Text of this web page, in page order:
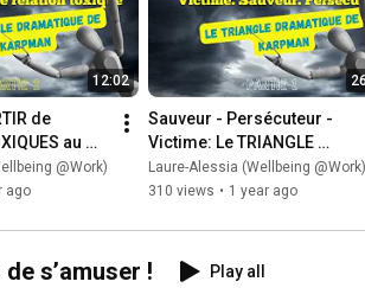
12:02
de
au
DE
2
@Work)
ago
Sauveur - Persécuteur -
Victime: Le TRIANGLE
DRAMATIQUE DE KARPMAN -
PARTIE I
Laure-Alessia (Wellbeing @Work)
310 views • 1 year ago
s’amuser !
Play all